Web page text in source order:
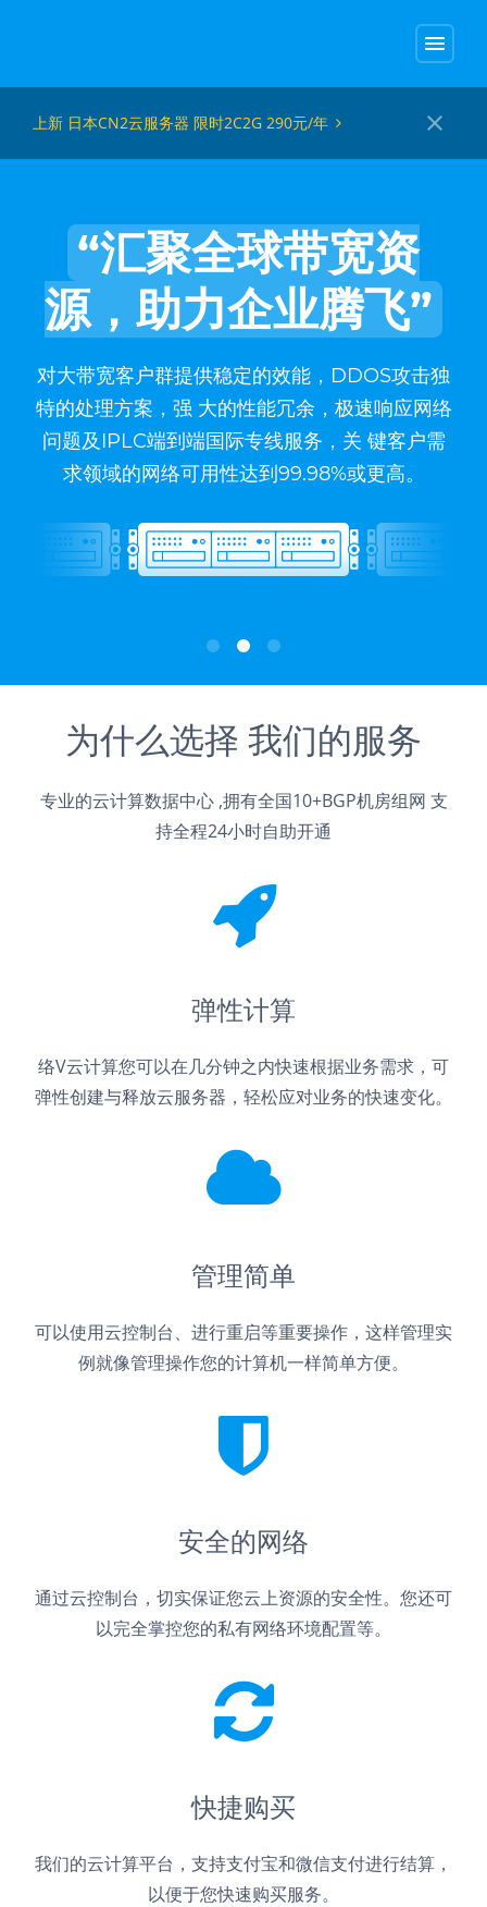
menu
close
上新 日本CN2云服务器 限时2C2G 290元/年
“汇聚全球带宽资
源，助力企业腾飞”
对大带宽客户群提供稳定的效能，DDOS攻击独
特的处理方案，强 大的性能冗余，极速响应网络
问题及IPLC端到端国际专线服务，关 键客户需
求领域的网络可用性达到99.98%或更高。
为什么选择 我们的服务
专业的云计算数据中心 ,拥有全国10+BGP机房组网 支
持全程24小时自助开通
弹性计算
络V云计算您可以在几分钟之内快速根据业务需求，可
弹性创建与释放云服务器，轻松应对业务的快速变化。
管理简单
可以使用云控制台、进行重启等重要操作，这样管理实
例就像管理操作您的计算机一样简单方便。
安全的网络
通过云控制台，切实保证您云上资源的安全性。您还可
以完全掌控您的私有网络环境配置等。
快捷购买
我们的云计算平台，支持支付宝和微信支付进行结算，
以便于您快速购买服务。